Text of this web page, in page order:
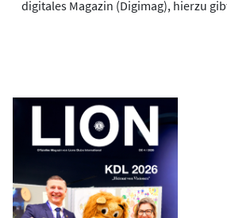
digitales Magazin (Digimag), hierzu